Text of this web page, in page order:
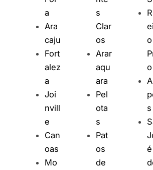
a
Ara
caju
Fort
alez
a
Joi
nvill
e
Can
oas
Mo
s
Clar
os
Arar
aqu
ara
Pel
ota
s
Pat
os
de
o
o
s
é